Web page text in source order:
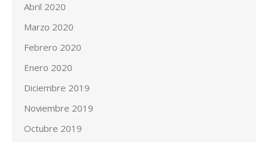
Abril 2020
Marzo 2020
Febrero 2020
Enero 2020
Diciembre 2019
Noviembre 2019
Octubre 2019